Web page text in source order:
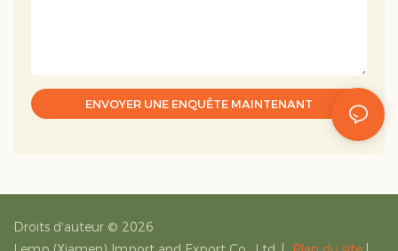
ENVOYER UNE ENQUÊTE MAINTENANT
Droits d'auteur © 2026